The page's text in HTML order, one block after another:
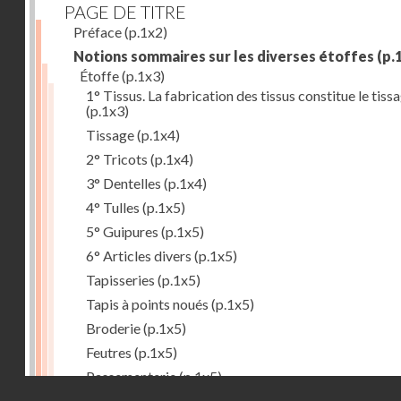
PAGE DE TITRE
Préface(p.1x2)
Notions sommaires sur les diverses étoffes
Étoffe(p.1x3)
1° Tissus. La fabrication des tissus constitue le
(p.1x3)
Tissage(p.1x4)
2° Tricots (p.1x4)
3° Dentelles (p.1x4)
4° Tulles (p.1x5)
5° Guipures (p.1x5)
6° Articles divers (p.1x5)
Tapisseries (p.1x5)
Tapis à points noués (p.1x5)
Broderie(p.1x5)
Feutres (p.1x5)
Passementerie(p.1x5)